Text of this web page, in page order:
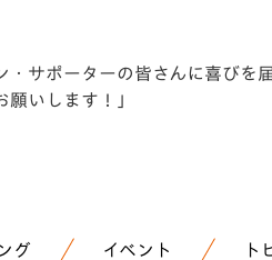
サポーターの皆さんに喜びを
いします！」
グ イベント ト